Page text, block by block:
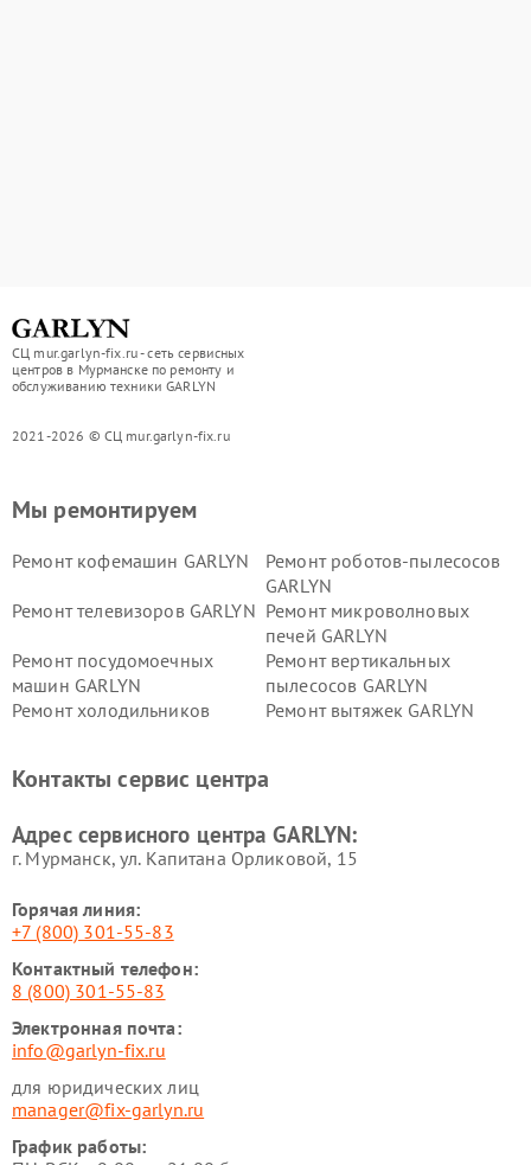
СЦ mur.garlyn-fix.ru - сеть сервисных
центров в Мурманске по ремонту и
обслуживанию техники GARLYN
2021-2026 © СЦ mur.garlyn-fix.ru
Мы ремонтируем
Ремонт кофемашин GARLYN
Ремонт роботов-пылесосов
GARLYN
Ремонт телевизоров GARLYN Ремонт микроволновых
печей GARLYN
Ремонт посудомоечных
машин GARLYN
Ремонт вертикальных
пылесосов GARLYN
Ремонт холодильников
Ремонт вытяжек GARLYN
стеклоочистителей GARLYN
GARLYN
GARLYN
Контакты сервис центра
Адрес сервисного центра GARLYN:
г. Мурманск, ул. Капитана Орликовой, 15
Горячая линия:
+7 (800) 301-55-83
Контактный телефон:
8 (800) 301-55-83
Электронная почта:
info@garlyn-fix.ru
для юридических лиц
manager@fix-garlyn.ru
График работы: